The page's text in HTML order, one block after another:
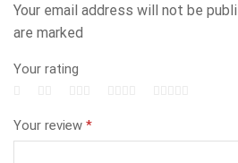
Your email address will not be
are marked
Your rating
Your review *